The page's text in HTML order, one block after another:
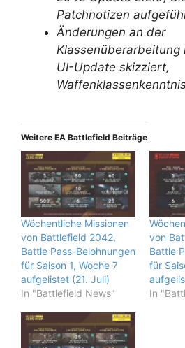
Patchnotizen
Änderungen an der
UI-Update skizziert,
Weitere EA Battlefield Beiträge
Wöchentliche Missionen
von Battlefield 2042,
Battle Pass-Belohnungen
für Saison 1, Woche 7
aufgelistet (21. Juli)
In "Battlefield News"
von
Battle
für
In